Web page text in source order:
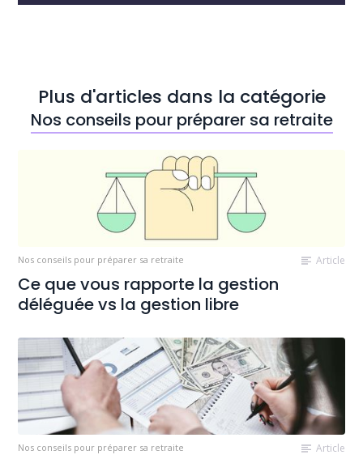
Plus d'articles dans la catégorie
Nos conseils pour préparer sa retraite
Nos conseils pour préparer sa retraite Article
Ce que vous rapporte la gestion
déléguée vs la gestion libre
Nos conseils pour préparer sa retraite Article